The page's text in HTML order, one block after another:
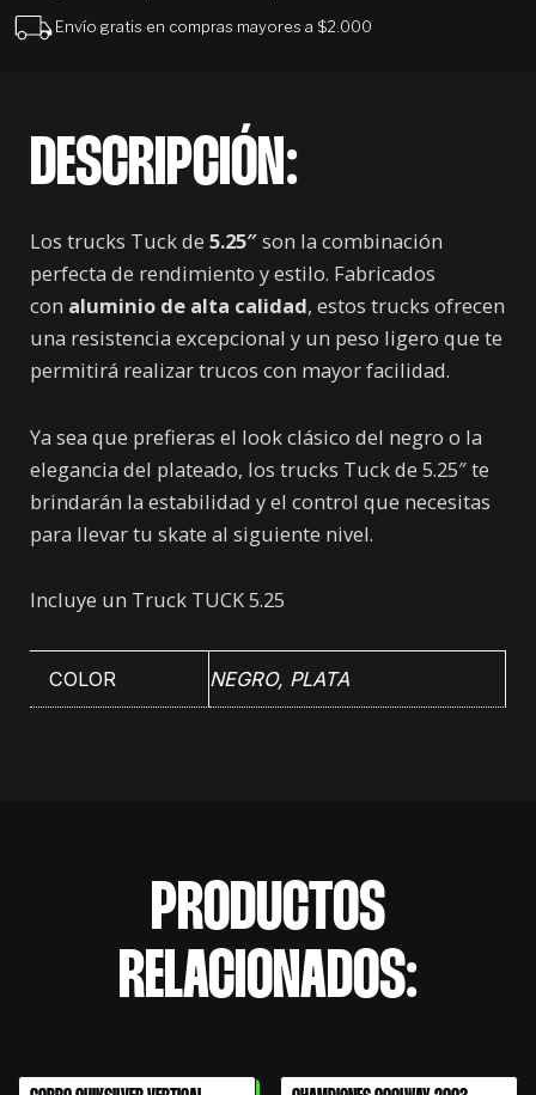
Envío gratis en compras mayores a $2.000
DESCRIPCIÓN:
Los trucks Tuck de 5.25″son la combinación
perfecta de rendimiento y estilo. Fabricados
con aluminio de alta calidad, estos trucks ofrecen
una resistencia excepcional y un peso ligero que te
permitirá realizar trucos con mayor facilidad.
Ya sea que prefieras el look clásico del negro o la
elegancia del plateado, los trucks Tuck de 5.25″ te
brindarán la estabilidad y el control que necesitas
para llevar tu skate al siguiente nivel.
Incluye un Truck TUCK 5.25
COLOR NEGRO, PLATA
PRODUCTOS
RELACIONADOS:
El
El